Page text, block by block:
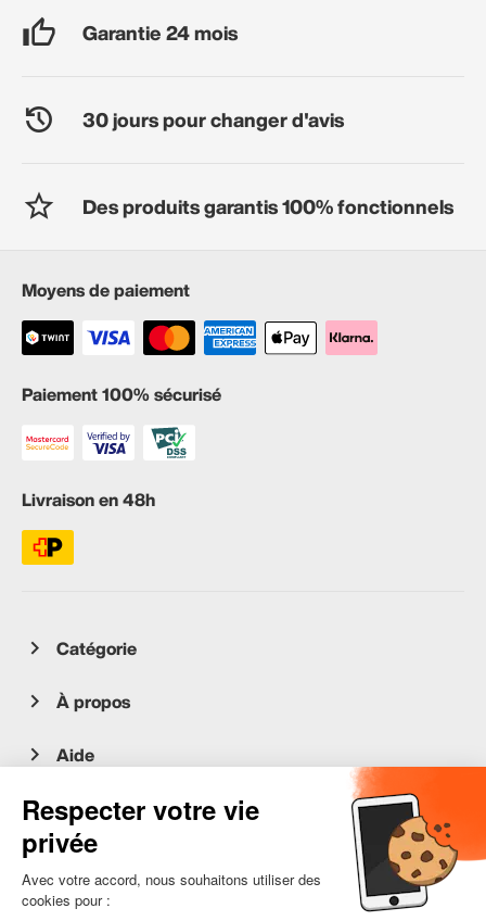
Garantie 24 mois
30 jours pour changer d'avis
Des produits garantis 100% fonctionnels
Moyens de paiement
Paiement 100% sécurisé
Livraison en 48h
Catégorie
À propos
Aide
Service client
occasion.migros.mobile@recommerce.com
Lundi-Vendredi 08:00-17:00